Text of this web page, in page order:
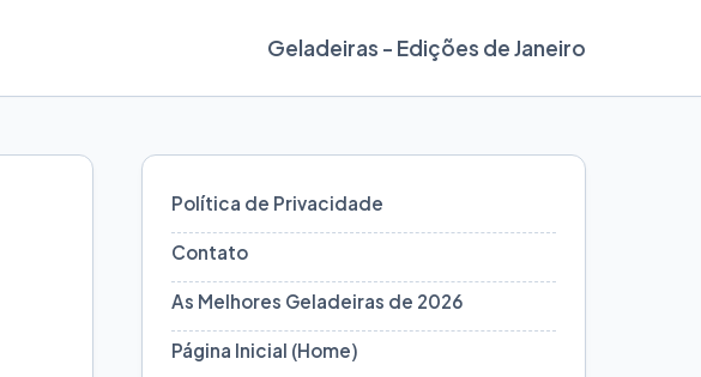
Geladeiras - Edições de Janeiro
Política de Privacidade
Contato
As Melhores Geladeiras de 2026
Página Inicial (Home)